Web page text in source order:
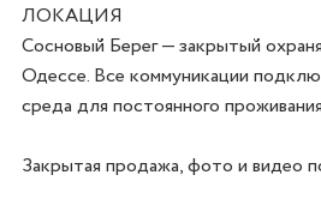
ЛОКАЦИЯ
Сосновый Берег — закрытый
Одессе. Все коммуникации
среда для постоянного
Закрытая продажа, фото и видео